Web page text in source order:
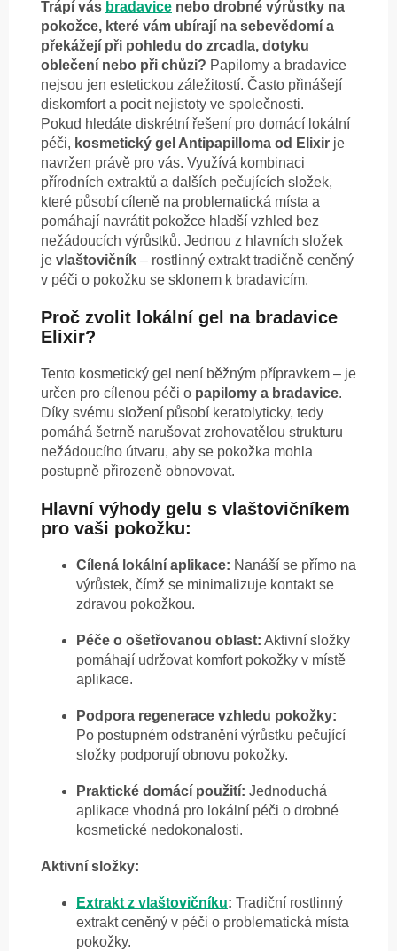
Trápí vás bradavice nebo drobné výrůstky na
pokožce, které vám ubírají na sebevědomí a
překážejí při pohledu do zrcadla, dotyku
oblečení nebo při chůzi? Papilomy a bradavice
nejsou jen estetickou záležitostí. Často přinášejí
diskomfort a pocit nejistoty ve společnosti.
Pokud hledáte diskrétní řešení pro domácí lokální
péči, kosmetický gel Antipapilloma od Elixir je
navržen právě pro vás. Využívá kombinaci
přírodních extraktů a dalších pečujících složek,
které působí cíleně na problematická místa a
pomáhají navrátit pokožce hladší vzhled bez
nežádoucích výrůstků. Jednou z hlavních složek
je vlaštovičník – rostlinný extrakt tradičně ceněný
v péči o pokožku se sklonem k bradavicím.
Proč zvolit lokální gel na bradavice
Elixir?
Tento kosmetický gel není běžným přípravkem – je
určen pro cílenou péči o papilomy a bradavice.
Díky svému složení působí keratolyticky, tedy
pomáhá šetrně narušovat zrohovatělou strukturu
nežádoucího útvaru, aby se pokožka mohla
postupně přirozeně obnovovat.
Hlavní výhody gelu s vlaštovičníkem
pro vaši pokožku:
Cílená lokální aplikace: Nanáší se přímo na
výrůstek, čímž se minimalizuje kontakt se
zdravou pokožkou.
Péče o ošetřovanou oblast: Aktivní složky
pomáhají udržovat komfort pokožky v místě
aplikace.
Podpora regenerace vzhledu pokožky:
Po postupném odstranění výrůstku pečující
složky podporují obnovu pokožky.
Praktické domácí použití: Jednoduchá
aplikace vhodná pro lokální péči o drobné
kosmetické nedokonalosti.
Aktivní složky:
Extrakt z vlaštovičníku: Tradiční rostlinný
extrakt ceněný v péči o problematická místa
pokožky.